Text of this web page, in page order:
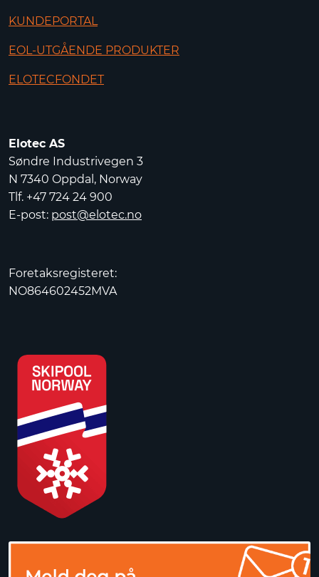
KUNDEPORTAL
EOL-UTGÅENDE PRODUKTER
ELOTECFONDET
Elotec AS
Søndre Industrivegen 3
N 7340 Oppdal, Norway
Tlf. +47 724 24 900
E-post: post@elotec.no
Foretaksregisteret:
NO864602452MVA